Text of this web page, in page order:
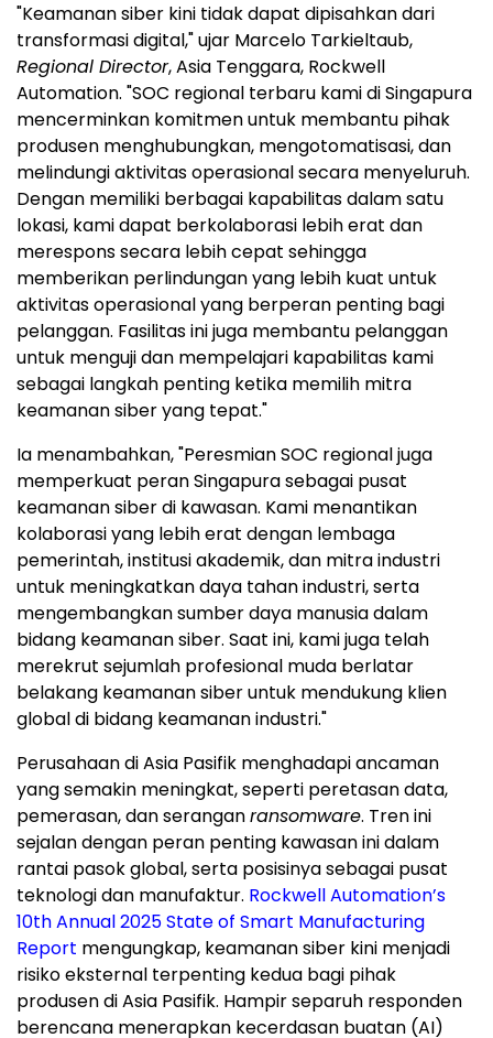
"Keamanan siber kini tidak dapat dipisahkan dari
transformasi digital," ujar Marcelo Tarkieltaub,
Regional Director, Asia Tenggara, Rockwell
Automation. "SOC regional terbaru kami di Singapura
mencerminkan komitmen untuk membantu pihak
produsen menghubungkan, mengotomatisasi, dan
melindungi aktivitas operasional secara menyeluruh.
Dengan memiliki berbagai kapabilitas dalam satu
lokasi, kami dapat berkolaborasi lebih erat dan
merespons secara lebih cepat sehingga
memberikan perlindungan yang lebih kuat untuk
aktivitas operasional yang berperan penting bagi
pelanggan. Fasilitas ini juga membantu pelanggan
untuk menguji dan mempelajari kapabilitas kami
sebagai langkah penting ketika memilih mitra
keamanan siber yang tepat."
Ia menambahkan, "Peresmian SOC regional juga
memperkuat peran Singapura sebagai pusat
keamanan siber di kawasan. Kami menantikan
kolaborasi yang lebih erat dengan lembaga
pemerintah, institusi akademik, dan mitra industri
untuk meningkatkan daya tahan industri, serta
mengembangkan sumber daya manusia dalam
bidang keamanan siber. Saat ini, kami juga telah
merekrut sejumlah profesional muda berlatar
belakang keamanan siber untuk mendukung klien
global di bidang keamanan industri."
Perusahaan di Asia Pasifik menghadapi ancaman
yang semakin meningkat, seperti peretasan data,
pemerasan, dan seranganransomware. Tren ini
sejalan dengan peran penting kawasan ini dalam
rantai pasok global, serta posisinya sebagai pusat
teknologi dan manufaktur. Rockwell Automation’s
10thAnnual 2025 State of Smart Manufacturing
Report mengungkap, keamanan siber kini menjadi
risiko eksternal terpenting kedua bagi pihak
produsen di Asia Pasifik. Hampir separuh responden
berencana menerapkan kecerdasan buatan (AI)